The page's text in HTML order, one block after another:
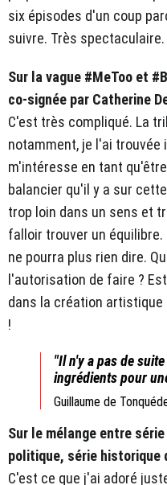
six épisodes d'un coup
suivre. Très spectaculaire.
Sur la vague #MeToo et
co-signée par Catherine
C'est très compliqué. La
notamment, je l'ai trouvée
m'intéresse en tant
balancier qu'il y a sur
trop loin dans un sens et
falloir trouver un équilibre.
ne pourra plus rien dire.
l'autorisation de faire ?
dans la création artistique
!
"Il n'y a pas de
ingrédients pour
Guillaume de
Sur le mélange entre
politique, série
C'est ce que j'ai adoré